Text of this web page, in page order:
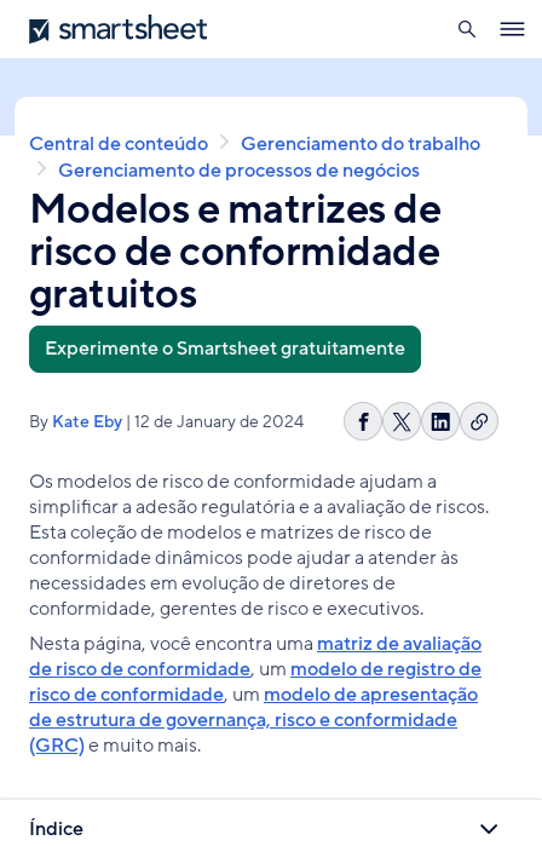
Skip
to
content
Smartsheet
pesquisa
Breadcrumb
Central de conteúdo
Gerenciamento do trabalho
Gerenciamento de processos de negócios
Modelos e matrizes de
risco de conformidade
gratuitos
Experimente o Smartsheet gratuitamente
By Kate Eby | 12 de January de 2024
Compartilhar
Facebook
Share
X
Copiar
Os modelos de risco de conformidade ajudam a
simplificar a adesão regulatória e a avaliação de riscos.
Esta coleção de modelos e matrizes de risco de
conformidade dinâmicos pode ajudar a atender às
necessidades em evolução de diretores de
conformidade, gerentes de risco e executivos.
Nesta página, você encontra uma matriz de avaliação
de risco de conformidade, um modelo de registro de
risco de conformidade, um modelo de apresentação
de estrutura de governança, risco e conformidade
(GRC)e muito mais.
Índice